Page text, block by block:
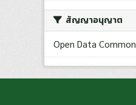
สัญญาอนุญาต
Open Data Common